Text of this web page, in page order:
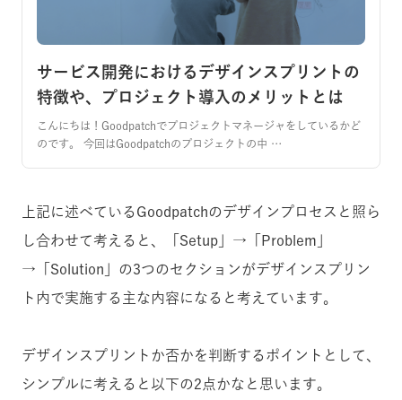
サービス開発におけるデザインスプリントの
特徴や、プロジェクト導入のメリットとは
こんにちは！Goodpatchでプロジェクトマネージャをしているかど
のです。 今回はGoodpatchのプロジェクトの中 …
上記に述べているGoodpatchのデザインプロセスと照ら
し合わせて考えると、「Setup」→「Problem」
→「Solution」の3つのセクションがデザインスプリン
ト内で実施する主な内容になると考えています。
デザインスプリントか否かを判断するポイントとして、
シンプルに考えると以下の2点かなと思います。